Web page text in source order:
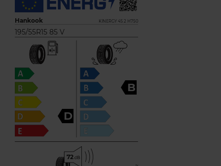
Hankook KINERGY 4S 2 H750
195/55R15 85 V
D
B
72